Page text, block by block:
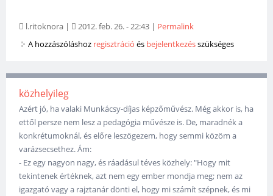
l.ritoknora | 2012. feb. 26. - 22:43 | Permalink
A hozzászóláshoz regisztráció és bejelentkezésszükséges
közhelyileg
Azért jó, ha valaki Munkácsy-díjas képzőművész. Még akkor is, ha
ettől persze nem lesz a pedagógia művésze is. De, maradnék a
konkrétumoknál, és előre leszögezem, hogy semmi közöm a
varázsecsethez. Ám:
- Ez egy nagyon nagy, és ráadásul téves közhely: "Hogy mit
tekintenek értéknek, azt nem egy ember mondja meg; nem az
igazgató vagy a rajztanár dönti el, hogy mi számít szépnek, és mi